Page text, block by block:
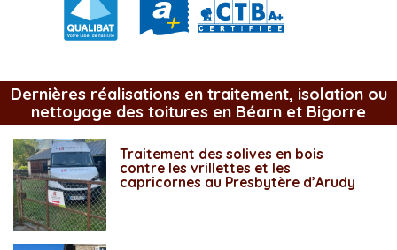
Dernières réalisations en traitement, isolation ou
nettoyage des toitures en Béarn et Bigorre
Traitement des solives en bois
contre les vrillettes et les
capricornes au Presbytère d’Arudy